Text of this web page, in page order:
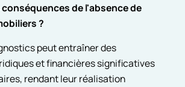
de l'absence de
?
peut entraîner des
et financières significatives
rendant leur réalisation